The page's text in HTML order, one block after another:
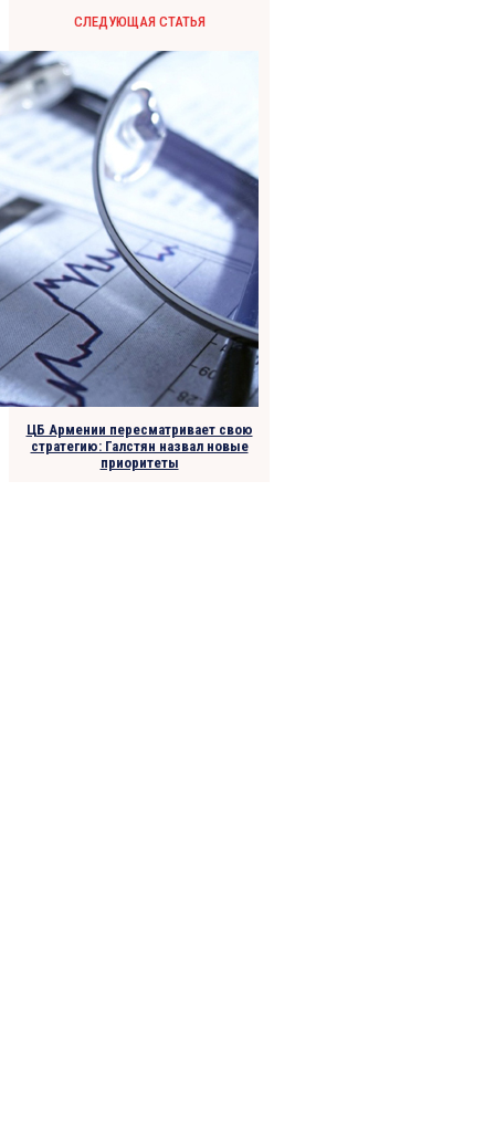
СЛЕДУЮЩАЯ СТАТЬЯ
ЦБ Армении пересматривает свою
стратегию: Галстян назвал новые
приоритеты